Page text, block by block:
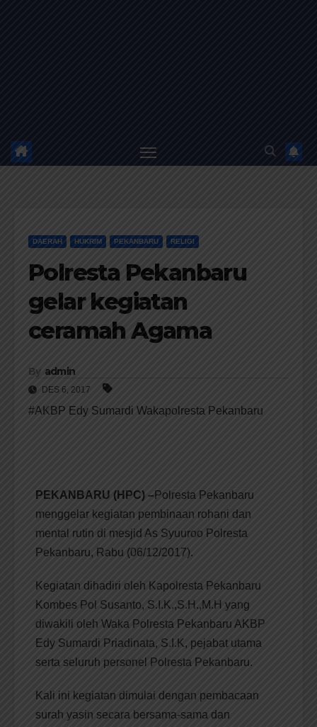
DAERAH HUKRIM PEKANBARU RELIGI
Polresta Pekanbaru
gelar kegiatan
ceramah Agama
By admin
DES 6, 2017
#AKBP Edy Sumardi Wakapolresta Pekanbaru
PEKANBARU (HPC) –Polresta Pekanbaru
menggelar kegiatan pembinaan rohani dan
mental rutin di mesjid As Syuuroo Polresta
Pekanbaru, Rabu (06/12/2017).
Kegiatan dihadiri oleh Kapolresta Pekanbaru
Kombes Pol Susanto, S.I.K.,S.H.,M.H yang
diwakili oleh Waka Polresta Pekanbaru AKBP
Edy Sumardi Priadinata, S.I.K, pejabat utama
serta seluruh personel Polresta Pekanbaru.
Kali ini kegiatan dimulai dengan pembacaan
surah yasin secara bersama-sama dan